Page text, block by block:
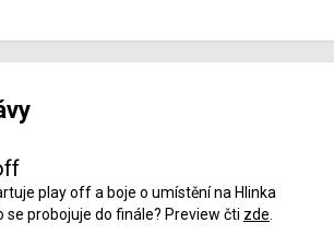
play off a boje o umístění na Hlinka
se probojuje do finále? Preview čti zde